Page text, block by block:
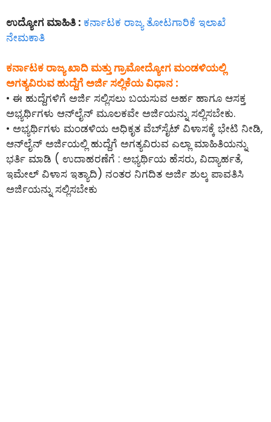
ಉದ್ಯೋಗ ಮಾಹಿತಿ : ಕರ್ನಾಟಕ ರಾಜ್ಯ ತೋಟಗಾರಿಕೆ ಇಲಾಖೆ
ನೇಮಕಾತಿ
ಕರ್ನಾಟಕ ರಾಜ್ಯ ಖಾದಿ ಮತ್ತು ಗ್ರಾಮೋದ್ಯೋಗ ಮಂಡಳಿಯಲ್ಲಿ
ಅಗತ್ಯವಿರುವ ಹುದ್ದೆಗೆ ಅರ್ಜಿ ಸಲ್ಲಿಕೆಯ ವಿಧಾನ :
• ಈ ಹುದ್ದೆಗಳಿಗೆ ಅರ್ಜಿ ಸಲ್ಲಿಸಲು ಬಯಸುವ ಅರ್ಹ ಹಾಗೂ ಆಸಕ್ತ
ಅಭ್ಯರ್ಥಿಗಳು ಆನ್‌ಲೈನ್‌ ಮೂಲಕವೇ ಅರ್ಜಿಯನ್ನು ಸಲ್ಲಿಸಬೇಕು.
• ಅಭ್ಯರ್ಥಿಗಳು ಮಂಡಳಿಯ ಅಧಿಕೃತ ವೆಬ್‌ಸೈಟ್ ವಿಳಾಸಕ್ಕೆ ಭೇಟಿ ನೀಡಿ,
ಆನ್‌ಲೈನ್‌ ಅರ್ಜಿಯಲ್ಲಿ ಹುದ್ದೆಗೆ ಅಗತ್ಯವಿರುವ ಎಲ್ಲಾ ಮಾಹಿತಿಯನ್ನು
ಭರ್ತಿ ಮಾಡಿ ( ಉದಾಹರಣೆಗೆ : ಅಭ್ಯರ್ಥಿಯ ಹೆಸರು, ವಿದ್ಯಾರ್ಹತೆ,
ಇಮೇಲ್ ವಿಳಾಸ ಇತ್ಯಾದಿ) ನಂತರ ನಿಗದಿತ ಅರ್ಜಿ ಶುಲ್ಕ ಪಾವತಿಸಿ
ಅರ್ಜಿಯನ್ನು ಸಲ್ಲಿಸಬೇಕು